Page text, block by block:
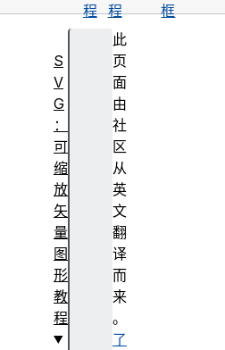
程 程
框
此
页
面
由
社
区
从
英
文
翻
译
而
来
。
了
S
V
G
：
可
缩
放
矢
量
图
形
教
程